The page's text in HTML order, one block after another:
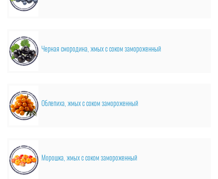
Черная смородина, жмых с соком замороженный
Облепиха, жмых с соком замороженный
Морошка, жмых с соком замороженный